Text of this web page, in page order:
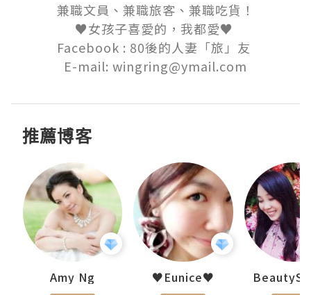
兼職文員、兼職旅客、兼職吃貨！
♥女孩子喜愛的，我都愛♥
Facebook : 80後的人妻「旅」友
E-mail: wingring@ymail.com
推薦博客
Amy Ng ♥Eunice♥